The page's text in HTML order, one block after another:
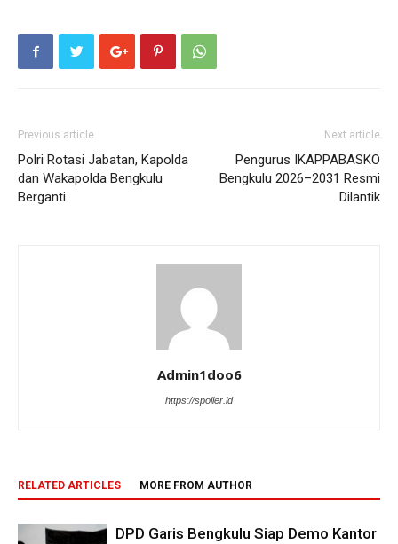
Previous article
Polri Rotasi Jabatan, Kapolda
dan Wakapolda Bengkulu
Berganti
Next article
Pengurus IKAPPABASKO
Bengkulu 2026–2031 Resmi
Dilantik
Admin1doo6
https://spoiler.id
RELATED ARTICLES MORE FROM AUTHOR
DPD Garis Bengkulu Siap Demo Kantor